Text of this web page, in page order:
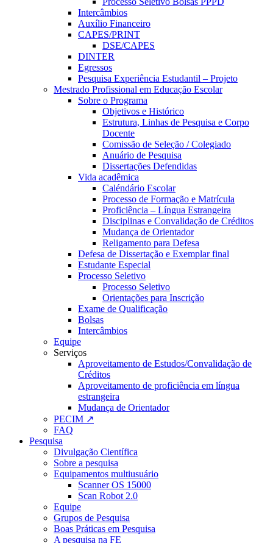
Intercâmbios
Auxílio Financeiro
CAPES/PRINT
DSE/CAPES
DINTER
Egressos
Pesquisa Experiência Estudantil – Projeto
Mestrado Profissional em Educação Escolar
Sobre o Programa
Objetivos e Histórico
Estrutura, Linhas de Pesquisa e Corpo
Docente
Comissão de Seleção / Colegiado
Anuário de Pesquisa
Dissertações Defendidas
Vida acadêmica
Caléndário Escolar
Processo de Formação e Matrícula
Proficiência – Língua Estrangeira
Disciplinas e Convalidação de Créditos
Mudança de Orientador
Religamento para Defesa
Defesa de Dissertação e Exemplar final
Estudante Especial
Processo Seletivo
Processo Seletivo
Orientações para Inscrição
Exame de Qualificação
Bolsas
Intercâmbios
Equipe
Serviços
Aproveitamento de Estudos/Convalidação de
Créditos
Aproveitamento de proficiência em língua
estrangeira
Mudança de Orientador
PECIM ↗
FAQ
Pesquisa
Divulgação Científica
Sobre a pesquisa
Equipamentos multiusuário
Scanner OS 15000
Scan Robot 2.0
Equipe
Grupos de Pesquisa
Boas Práticas em Pesquisa
A pesquisa na FE